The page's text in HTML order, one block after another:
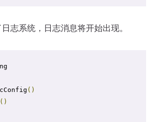
系统，日志消息将开始出现。
()
()